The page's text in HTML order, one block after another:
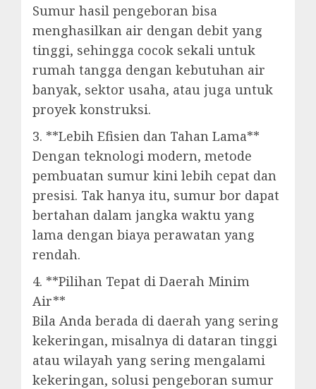
Sumur hasil pengeboran bisa
menghasilkan air dengan debit yang
tinggi, sehingga cocok sekali untuk
rumah tangga dengan kebutuhan air
banyak, sektor usaha, atau juga untuk
proyek konstruksi.
3. **Lebih Efisien dan Tahan Lama**
Dengan teknologi modern, metode
pembuatan sumur kini lebih cepat dan
presisi. Tak hanya itu, sumur bor dapat
bertahan dalam jangka waktu yang
lama dengan biaya perawatan yang
rendah.
4. **Pilihan Tepat di Daerah Minim
Air**
Bila Anda berada di daerah yang sering
kekeringan, misalnya di dataran tinggi
atau wilayah yang sering mengalami
kekeringan, solusi pengeboran sumur